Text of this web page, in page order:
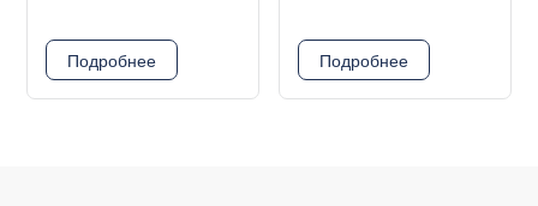
Подробнее Подробнее